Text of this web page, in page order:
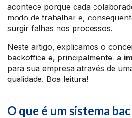
acontece porque cada
modo de trabalhar e,
surgir falhas nos processos.
Neste artigo, explicamos o
backoffice e, principalmente, a
para sua empresa através de
qualidade. Boa leitura!
O que é um sistema